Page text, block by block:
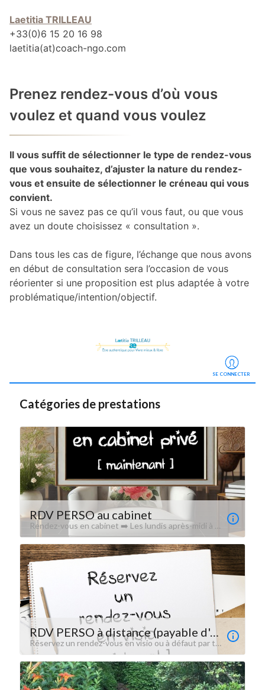
Laetitia TRILLEAU
+33(0)6 15 20 16 98
laetitia(at)coach-ngo.com
Prenez rendez-vous d’où vous
voulez et quand vous voulez
Il vous suffit de sélectionner le type de rendez-vous
que vous souhaitez, d’ajuster la nature du rendez-
vous et ensuite de sélectionner le créneau qui vous
convient.
Si vous ne savez pas ce qu’il vous faut, ou que vous
avez un doute choisissez « consultation ».
Dans tous les cas de figure, l’échange que nous avons
en début de consultation sera l’occasion de vous
réorienter si une proposition est plus adaptée à votre
problématique/intention/objectif.